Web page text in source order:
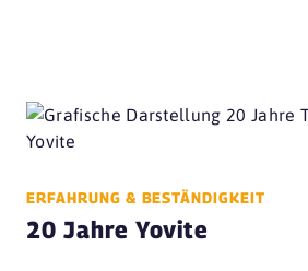
ERFAHRUNG & BESTÄNDIGKEIT
20 Jahre Yovite